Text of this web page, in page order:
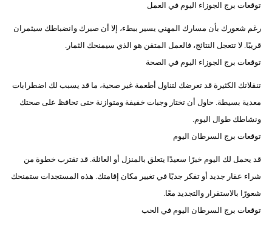
توقعات برج الجوزاء اليوم في العمل
رغم شعورك بأن مسارك المهني يسير ببطء، إلا أن صبرك وانضباطك سيثمران
قريبًا. لا تتعجل النتائج، فالعمل المتقن هو الذي سيمنحك الثمار.
توقعات برج الجوزاء اليوم في الصحة
تنقلاتك الكثيرة قد تعرضك لتناول أطعمة غير صحية، ما قد يسبب لك اضطرابات
معدية بسيطة. حاول أن تختار وجبات خفيفة ومتوازنة حتى تحافظ على صحتك
ونشاطك طوال اليوم.
توقعات برج السرطان اليوم
قد يحمل لك اليوم خبرًا سعيدًا يتعلق بالمنزل أو العائلة. قد تقترب خطوة من
شراء عقار جديد أو تفكر جديًا في تغيير مكان إقامتك. هذه المستجدات ستمنحك
شعورًا بالاستقرار والتجديد معًا.
توقعات برج السرطان اليوم في الحب